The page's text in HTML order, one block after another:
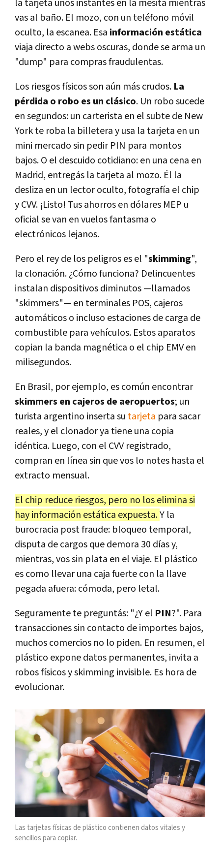
la tarjeta unos instantes en la mesita mientras
vas al baño. El mozo, con un teléfono móvil
oculto, la escanea. Esa información estática
viaja directo a webs oscuras, donde se arma un
"dump" para compras fraudulentas.
Los riesgos físicos son aún más crudos. La
pérdida o robo es un clásico. Un robo sucede
en segundos: un carterista en el subte de New
York te roba la billetera y usa la tarjeta en un
mini mercado sin pedir PIN para montos
bajos. O el descuido cotidiano: en una cena en
Madrid, entregás la tarjeta al mozo. Él la
desliza en un lector oculto, fotografía el chip
y CVV. ¡Listo! Tus ahorros en dólares MEP u
oficial se van en vuelos fantasma o
electrónicos lejanos.
Pero el rey de los peligros es el "skimming",
la clonación. ¿Cómo funciona? Delincuentes
instalan dispositivos diminutos —llamados
"skimmers"— en terminales POS, cajeros
automáticos o incluso estaciones de carga de
combustible para vehículos. Estos aparatos
copian la banda magnética o el chip EMV en
milisegundos.
En Brasil, por ejemplo, es común encontrar
skimmers en cajeros de aeropuertos; un
turista argentino inserta su tarjeta para sacar
reales, y el clonador ya tiene una copia
idéntica. Luego, con el CVV registrado,
compran en línea sin que vos lo notes hasta el
extracto mensual.
El chip reduce riesgos, pero no los elimina si
hay información estática expuesta.Y la
burocracia post fraude: bloqueo temporal,
disputa de cargos que demora 30 días y,
mientras, vos sin plata en el viaje. El plástico
es como llevar una caja fuerte con la llave
pegada afuera: cómoda, pero letal.
Seguramente te preguntás: "¿Y el PIN?". Para
transacciones sin contacto de importes bajos,
muchos comercios no lo piden. En resumen, el
plástico expone datos permanentes, invita a
robos físicos y skimming invisible. Es hora de
evolucionar.
Las tarjetas físicas de plástico contienen datos vitales y
sencillos para copiar.